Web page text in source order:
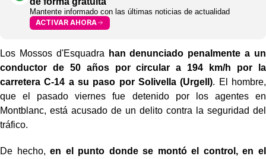
Mantente informado con las últimas noticias de actualidad
ACTIVAR AHORA
Los Mossos d'Esquadra han denunciado penalmente a un
conductor de 50 años por circular a 194 km/h por la
carretera C-14 a su paso por Solivella (Urgell). El hombre,
que el pasado viernes fue detenido por los agentes en
Montblanc, está acusado de un delito contra la seguridad del
tráfico.
De hecho,en el punto donde se montó el control, en el